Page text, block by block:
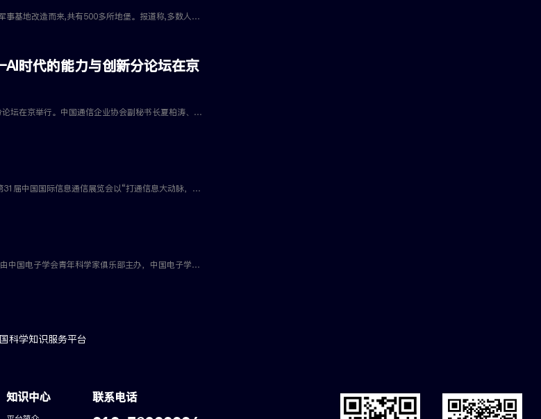
12月14日,美国南达科他州,当地一家地下掩体公司受疫情影响今年顾客咨询量上涨20倍。该地下掩体由军事基地改造而来,共有500多所地堡。报道称,多数人考虑搬入地下是因不信任政府能保护自己,其中一名买家疫情初期开始就进入“地下诺亚方舟”居住。
时代的能力与创新分论坛在京
通信世界网消息（CWW）9月21日上午，2023中国信息通信业发展高层论坛——AI时代的能力与创新分论坛在京举行。中国通信企业协会副秘书长夏柏涛、中国工信出版传媒集团副总经理赵晨阳致辞。本次分论坛由中国信息通信研究院云计算与大数据人工智能
移动通信、光通信等领域全产业链优势，前瞻布局下一代互联网等前沿领域，全面推进6G技术研发。 第31届中国国际信息通信展览会以“打通信息大动脉，共创数智新时代”为主题，全面展示信息通信业发展最新成果。 ...... 工信部部长金壮龙4日在由工信部主办的第31届中国国际信息通信展览会上表示，将前瞻布局下一代互联网等前沿领域，全面推进6G技术研发。 金壮龙说，信息通信业是国民经济的战略性、基础性、先导性行业，对促进经济社会发展具有重要支撑作用。我国建成
2022年中国微波周期间，第11期全国电子信息青年科学家论坛于8月13日在哈尔滨成功举办。本次论坛由中国电子学会青年科学家俱乐部主办，中国电子学会微波分会、中国电子学会青年科学家俱乐部微波与电路系统专委会、哈尔滨工业大学电子与信息工程学院共同承办。
科学知识服务平台
知识中心 联系电话